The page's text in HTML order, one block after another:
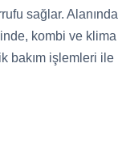
sağlar. Alanında
kombi ve klima
bakım işlemleri ile